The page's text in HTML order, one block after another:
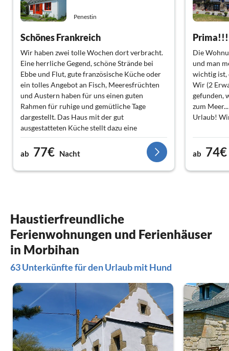
Penestin
Schönes Frankreich
Wir haben zwei tolle Wochen dort verbracht.
Eine herrliche Gegend, schöne Strände bei
Ebbe und Flut, gute französische Küche oder
ein tolles Angebot an Fisch, Meeresfrüchten
und Austern haben für uns einen guten
Rahmen für ruhige und gemütliche Tage
dargestellt. Das Haus mit der gut
ausgestatteten Küche stellt dazu eine
ausgezeichnete Grundlage dar. Sehr gutes
Preis- Leistungsangebot.
ab 77€ Nacht
Prima!!!
Die
und man
wichtig ist,
Wir (2
gefunden,
zum
Urlaub!
ab 74€
Haustierfreundliche
Ferienwohnungen und Ferienhäuser
in Morbihan
63 Unterkünfte für den Urlaub mit Hund